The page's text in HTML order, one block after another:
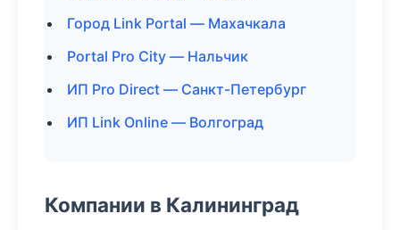
Город Link Portal — Махачкала
Portal Pro City — Нальчик
ИП Pro Direct — Санкт-Петербург
ИП Link Online — Волгоград
Компании в Калининград